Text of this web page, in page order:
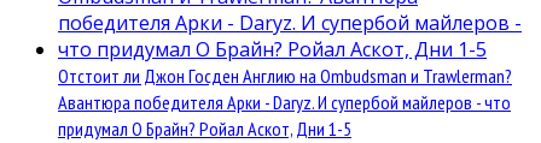
Отстоит ли Джон Госден Англию на Ombudsman и Trawlerman?
Авантюра победителя Арки - Daryz. И супербой майлеров - что
придумал О Брайн? Ройал Аскот, Дни 1-5